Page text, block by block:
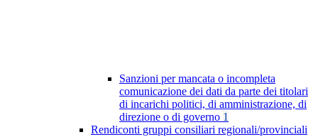
Sanzioni per mancata o incompleta
comunicazione dei dati da parte dei titolari
di incarichi politici, di amministrazione, di
direzione o di governo 1
Rendiconti gruppi consiliari regionali/provinciali